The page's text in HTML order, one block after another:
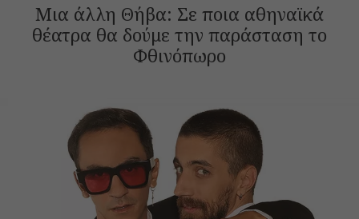
Μια άλλη Θήβα: Σε ποια αθηναϊκά
θέατρα θα δούμε την παράσταση το
Φθινόπωρο